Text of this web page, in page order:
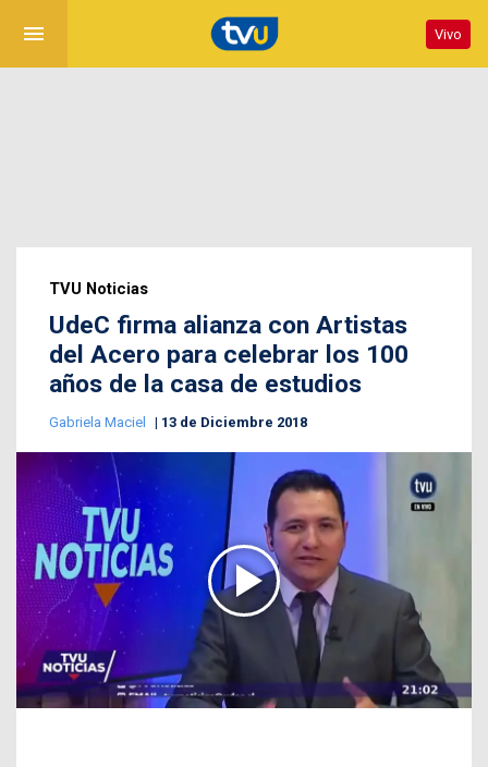
menu Vivo
TVU Noticias
UdeC firma alianza con Artistas
del Acero para celebrar los 100
años de la casa de estudios
Gabriela Maciel 13 de Diciembre 2018